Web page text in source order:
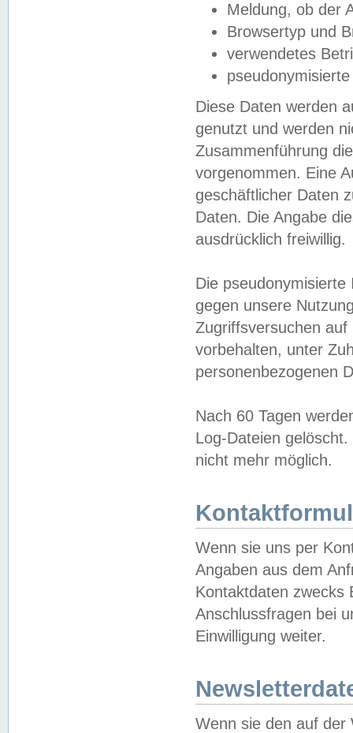
Meldung, ob der
Browsertyp und
verwendetes
Diese Daten werden
genutzt und werden
Zusammenführung
vorgenommen. Eine
geschäftlicher Daten
Daten. Die Angabe
ausdrücklich freiwillig.
Die
gegen unsere
Zugriffsversuchen
vorbehalten, unter
personenbezogenen
Nach 60 Tagen
Log-Dateien
nicht mehr möglich.
Wenn sie uns per
Angaben aus dem
Kontaktdaten zwecks
Anschlussfragen bei
Einwilligung weiter.
Wenn sie den auf der